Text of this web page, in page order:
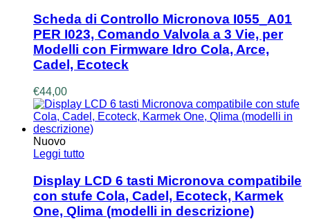
Scheda di Controllo Micronova I055_A01
PER I023, Comando Valvola a 3 Vie, per
Modelli con Firmware Idro Cola, Arce,
Cadel, Ecoteck
€44,00
Nuovo
Leggi tutto
Display LCD 6 tasti Micronova compatibile
con stufe Cola, Cadel, Ecoteck, Karmek
One, Qlima (modelli in descrizione)